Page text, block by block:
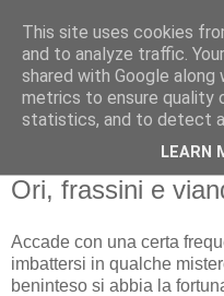
Gangleri - Il
Progetto
Ori, frassini e
Accade con una certa
imbattersi in qualche
beninteso si abbia la
This site uses cookies
and to analyze traffic.
shared with Google
metrics to ensure quality
statistics, and to detect
LEARN